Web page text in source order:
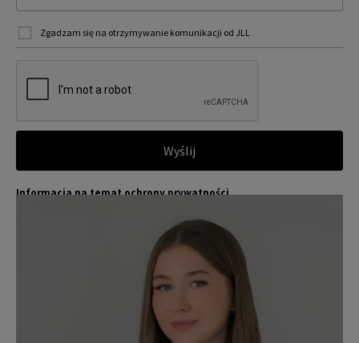
Zgadzam się na otrzymywanie komunikacji od JLL
Wyślij
Informacja na temat ochrony prywatności
iązanymi jest wiodącym globalnym dostawcą usług w zakresie zar
ządzania nieruchomościami i inwestycjami. Poważnie traktujemy
obowiązek ochrony przekazywanych nam danych osobowych.
Dane osobowe, które zbieramy od użytkowników, służą do zapew
nienia im dostępu do portalu magazyny.pl, umożliwienia im korzy
stania z portalu, a także, za ich zgodą, do wysyłania im komunika
Dokładamy wszelkich starań, aby dane osobowe były bezpieczne,
zapewniamy odpowiedni poziom ich ochrony i przechowujemy je
tylko przez czas niezbędny do realizacji zapytania z uzasadnionyc